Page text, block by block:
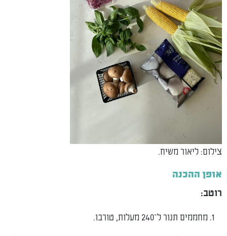
צילום: ליאור משיח.
אופן ההכנה
רוטב:
מחממים תנור ל־240 מעלות, טורבו.